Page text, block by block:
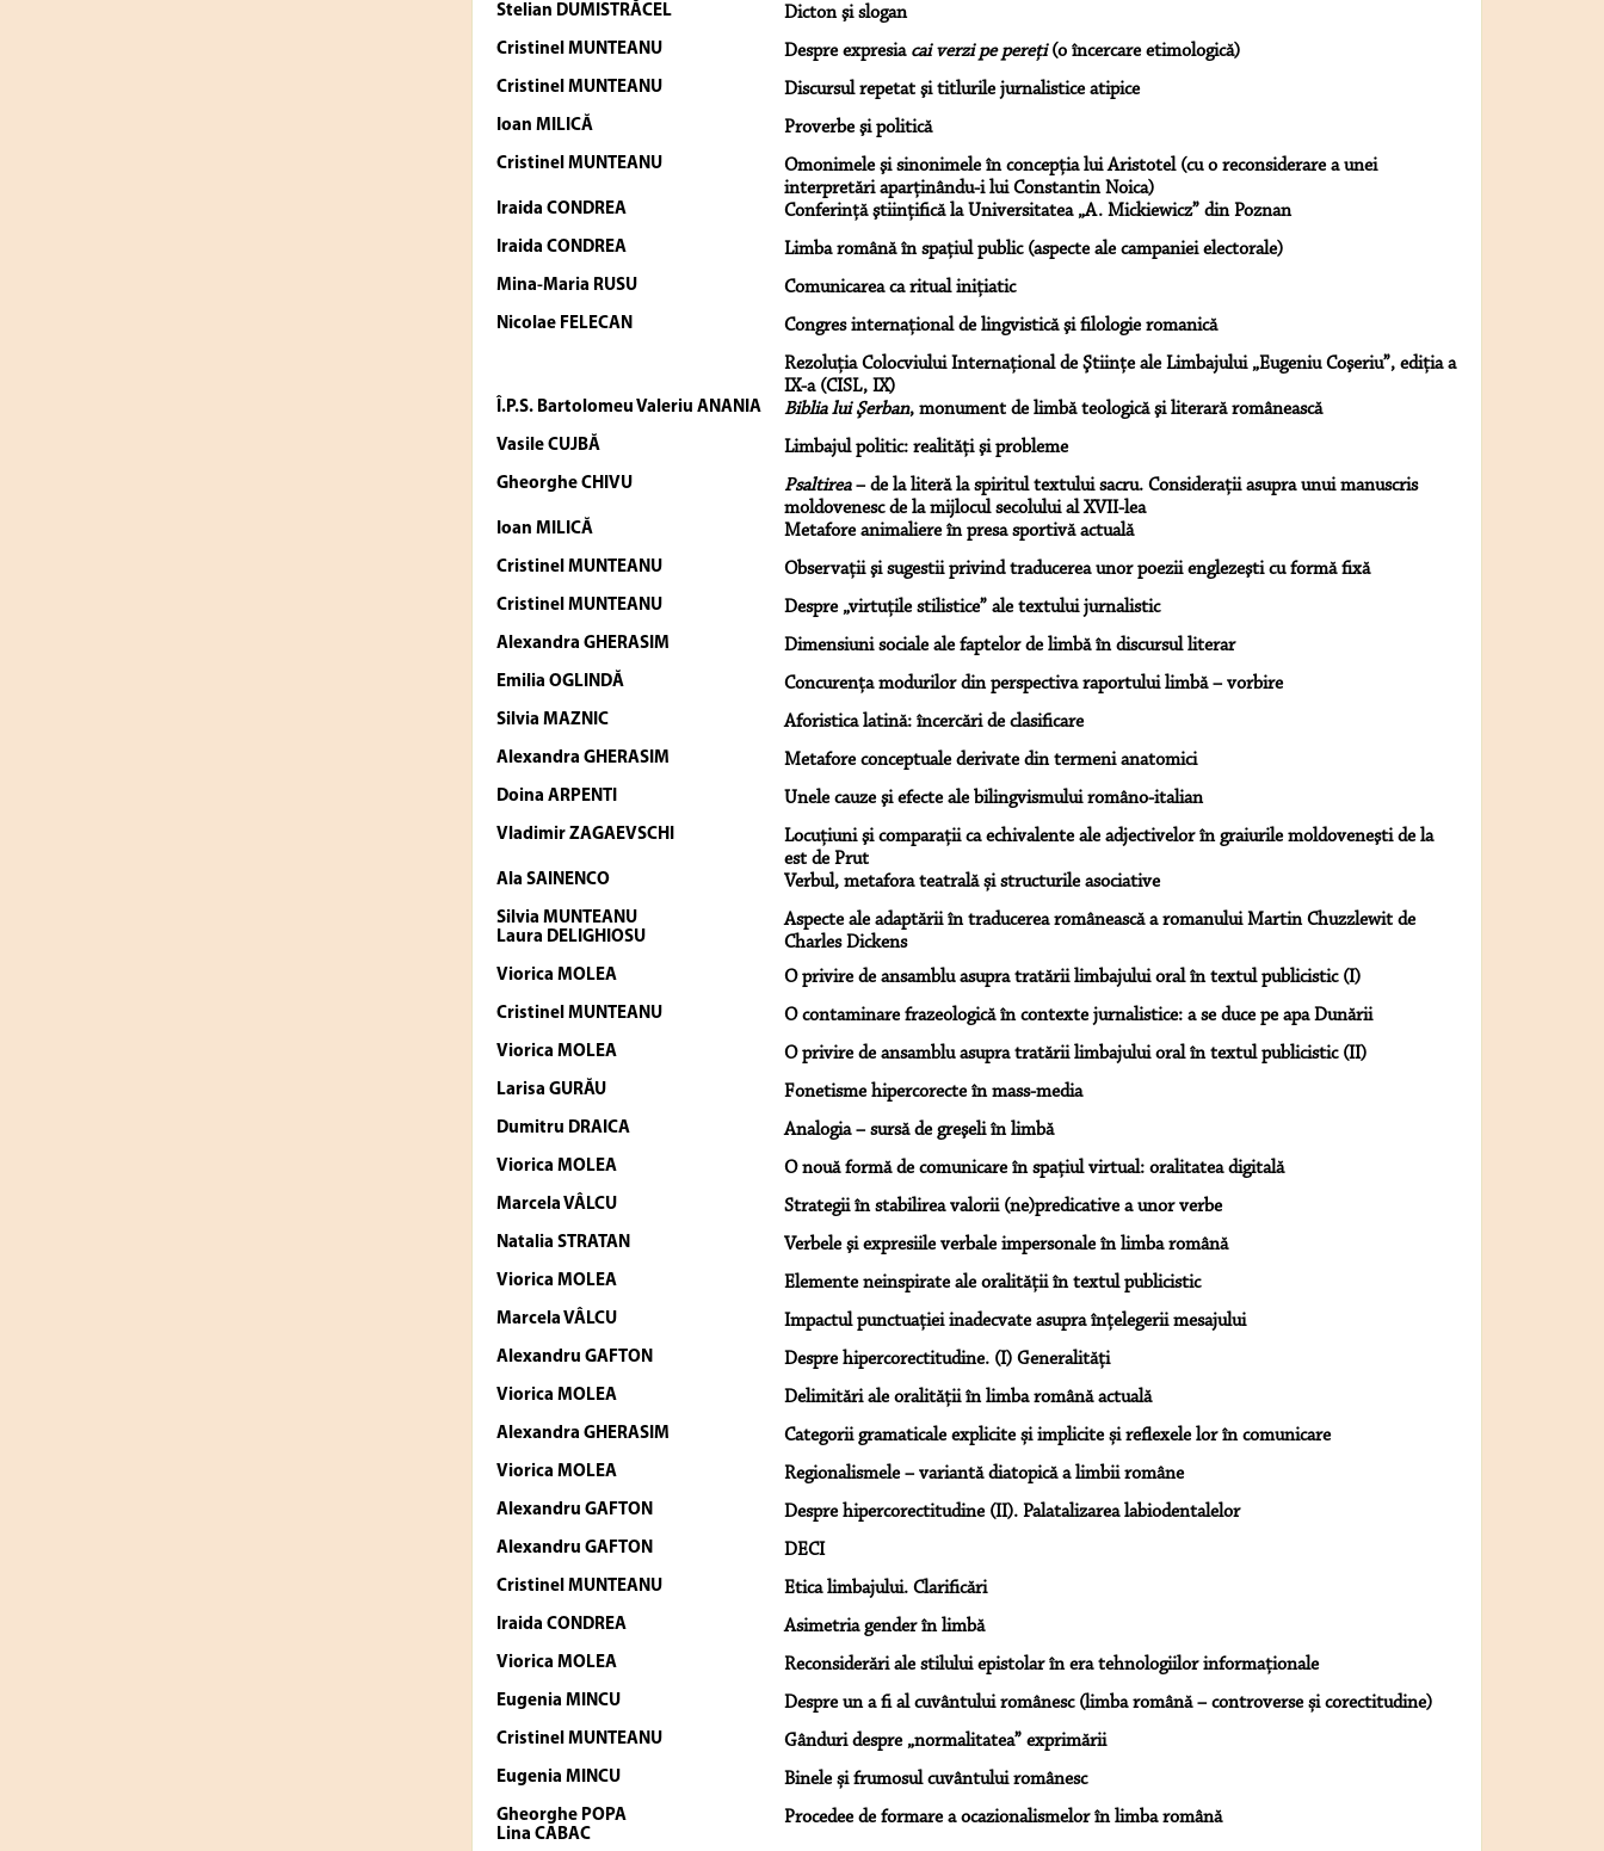
Stelian DUMISTRĂCEL Dicton şi slogan
Cristinel MUNTEANU Despre expresia cai verzi pe pereţi(o încercare etimologică)
Cristinel MUNTEANU Discursul repetat şi titlurile jurnalistice atipice
Ioan MILICĂ Proverbe şi politică
Cristinel MUNTEANU
Omonimele şi sinonimele în concepţia lui Aristotel (cu o reconsiderare a unei
interpretări aparţinându-i lui Constantin Noica)
Iraida CONDREA Conferinţă ştiinţifică la Universitatea „A. Mickiewicz” din Poznan
Iraida CONDREA Limba română în spaţiul public (aspecte ale campaniei electorale)
Mina-Maria RUSU Comunicarea ca ritual iniţiatic
Nicolae FELECAN
Congres internaţional de lingvistică şi filologie romanică
Rezoluţia Colocviului Internaţional de Ştiinţe ale Limbajului „Eugeniu Coşeriu”, ediţia a
IX-a (CISL, IX)
Î.P.S. Bartolomeu Valeriu ANANIA Biblia lui Şerban, monument de limbă teologică şi literară românească
Vasile CUJBĂ Limbajul politic: realităţi şi probleme
Gheorghe CHIVU Psaltirea– de la literă la spiritul textului sacru. Consideraţii asupra unui manuscris
moldovenesc de la mijlocul secolului al XVII-lea
Ioan MILICĂ Metafore animaliere în presa sportivă actuală
Cristinel MUNTEANU Observaţii şi sugestii privind traducerea unor poezii englezeşti cu formă fixă
Cristinel MUNTEANU Despre „virtuţile stilistice” ale textului jurnalistic
Alexandra GHERASIM Dimensiuni sociale ale faptelor de limbă în discursul literar
Emilia OGLINDĂ Concurenţa modurilor din perspectiva raportului limbă – vorbire
Silvia MAZNIC Aforistica latină: încercări de clasificare
Alexandra GHERASIM Metafore conceptuale derivate din termeni anatomici
Doina ARPENTI Unele cauze şi efecte ale bilingvismului româno-italian
Vladimir ZAGAEVSCHI
Locuţiuni şi comparaţii ca echivalente ale adjectivelor în graiurile moldoveneşti de la
est de Prut
Ala SAINENCO Verbul, metafora teatrală și structurile asociative
Silvia MUNTEANU
Laura DELIGHIOSU
Aspecte ale adaptării în traducerea românească a romanului Martin Chuzzlewit de
Charles Dickens
Viorica MOLEA O privire de ansamblu asupra tratării limbajului oral în textul publicistic (I)
Cristinel MUNTEANU O contaminare frazeologică în contexte jurnalistice: a se duce pe apa Dunării
Viorica MOLEA O privire de ansamblu asupra tratării limbajului oral în textul publicistic (II)
Larisa GURĂU Fonetisme hipercorecte în mass-media
Dumitru DRAICA Analogia – sursă de greşeli în limbă
Viorica MOLEA O nouă formă de comunicare în spațiul virtual: oralitatea digitală
Marcela VÂLCU Strategii în stabilirea valorii (ne)predicative a unor verbe
Natalia STRATAN Verbele şi expresiile verbale impersonale în limba română
Viorica MOLEA Elemente neinspirate ale oralității în textul publicistic
Marcela VÂLCU Impactul punctuației inadecvate asupra înțelegerii mesajului
Alexandru GAFTON Despre hipercorectitudine. (I) Generalități
Viorica MOLEA Delimitări ale oralității în limba română actuală
Alexandra GHERASIM Categorii gramaticale explicite și implicite și reflexele lor în comunicare
Viorica MOLEA Regionalismele – variantă diatopică a limbii române
Alexandru GAFTON Despre hipercorectitudine (II). Palatalizarea labiodentalelor
Alexandru GAFTON DECI
Cristinel MUNTEANU Etica limbajului. Clarificări
Iraida CONDREA Asimetria gender în limbă
Viorica MOLEA Reconsiderări ale stilului epistolar în era tehnologiilor informaționale
Eugenia MINCU Despre un a fi al cuvântului românesc (limba română – controverse și corectitudine)
Cristinel MUNTEANU Gânduri despre „normalitatea” exprimării
Eugenia MINCU Binele și frumosul cuvântului românesc
Gheorghe POPA
Lina CABAC
Procedee de formare a ocazionalismelor în limba română